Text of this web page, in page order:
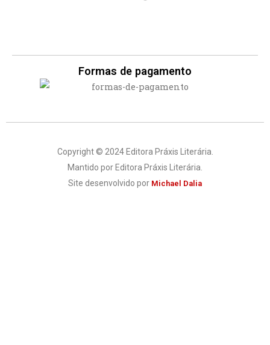
Formas de pagamento
Copyright © 2024 Editora Práxis Literária.
Mantido por Editora Práxis Literária.
Site desenvolvido por Michael Dalia